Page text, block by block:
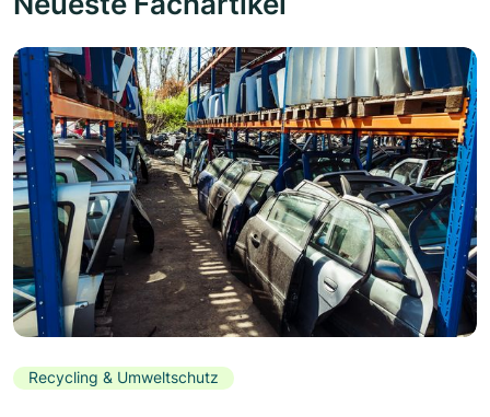
Recycling & Umweltschutz